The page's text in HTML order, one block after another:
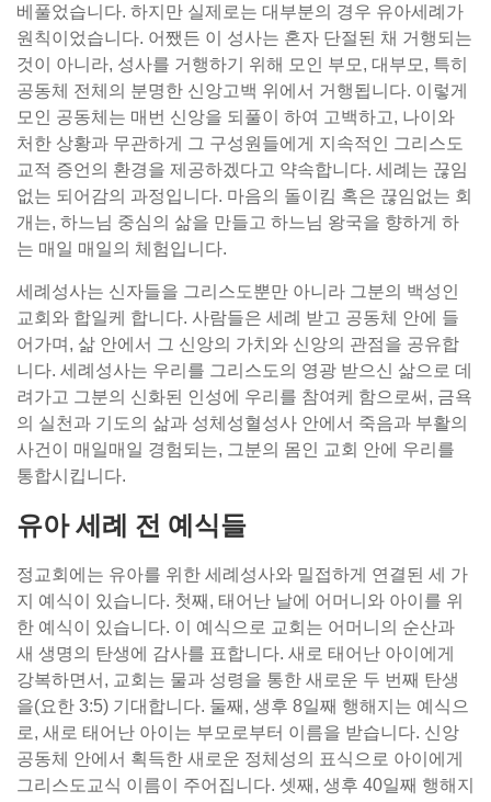
베풀었습니다. 하지만 실제로는 대부분의 경우 유아세례가
원칙이었습니다. 어쨌든 이 성사는 혼자 단절된 채 거행되는
것이 아니라, 성사를 거행하기 위해 모인 부모, 대부모, 특히
공동체 전체의 분명한 신앙고백 위에서 거행됩니다. 이렇게
모인 공동체는 매번 신앙을 되풀이 하여 고백하고, 나이와
처한 상황과 무관하게 그 구성원들에게 지속적인 그리스도
교적 증언의 환경을 제공하겠다고 약속합니다. 세례는 끊임
없는 되어감의 과정입니다. 마음의 돌이킴 혹은 끊임없는 회
개는, 하느님 중심의 삶을 만들고 하느님 왕국을 향하게 하
는 매일 매일의 체험입니다.
세례성사는 신자들을 그리스도뿐만 아니라 그분의 백성인
교회와 합일케 합니다. 사람들은 세례 받고 공동체 안에 들
어가며, 삶 안에서 그 신앙의 가치와 신앙의 관점을 공유합
니다. 세례성사는 우리를 그리스도의 영광 받으신 삶으로 데
려가고 그분의 신화된 인성에 우리를 참여케 함으로써, 금욕
의 실천과 기도의 삶과 성체성혈성사 안에서 죽음과 부활의
사건이 매일매일 경험되는, 그분의 몸인 교회 안에 우리를
통합시킵니다.
유아 세례 전 예식들
정교회에는 유아를 위한 세례성사와 밀접하게 연결된 세 가
지 예식이 있습니다. 첫째, 태어난 날에 어머니와 아이를 위
한 예식이 있습니다. 이 예식으로 교회는 어머니의 순산과
새 생명의 탄생에 감사를 표합니다. 새로 태어난 아이에게
강복하면서, 교회는 물과 성령을 통한 새로운 두 번째 탄생
을(요한 3:5) 기대합니다. 둘째, 생후 8일째 행해지는 예식으
로, 새로 태어난 아이는 부모로부터 이름을 받습니다. 신앙
공동체 안에서 획득한 새로운 정체성의 표식으로 아이에게
그리스도교식 이름이 주어집니다. 셋째, 생후 40일째 행해지